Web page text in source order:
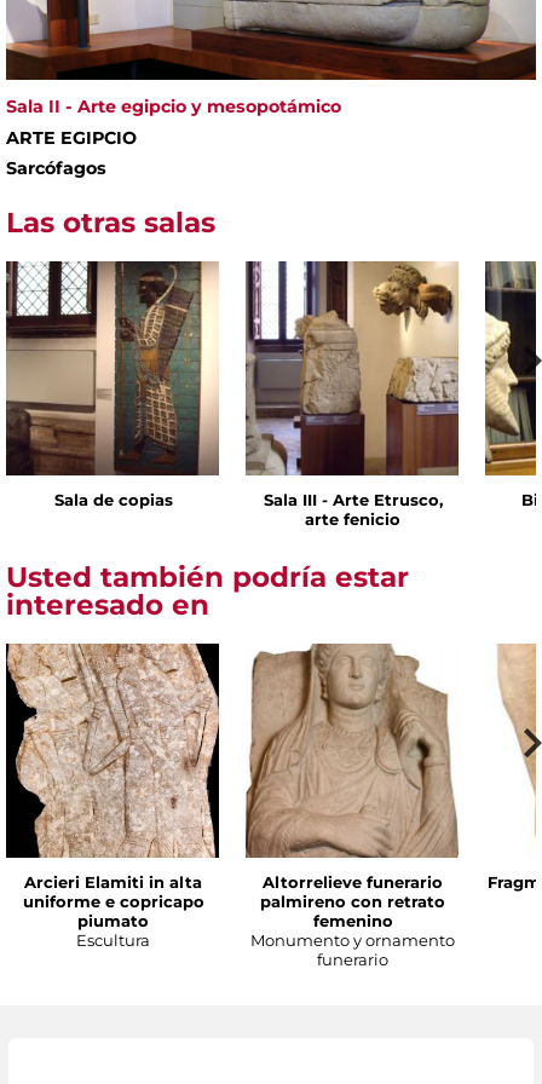
Sala II - Arte egipcio y mesopotámico
ARTE EGIPCIO
Sarcófagos
Las otras salas
Sala de copias
Sala III - Arte Etrusco,
arte fenicio
Usted también podría estar
interesado en
Arcieri Elamiti in alta
uniforme e copricapo
piumato
Escultura
Altorrelieve funerario
palmireno con retrato
femenino
Monumento y ornamento
funerario